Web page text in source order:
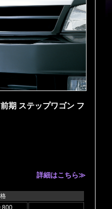
期 ステップワゴン フ
詳細はこちら≫